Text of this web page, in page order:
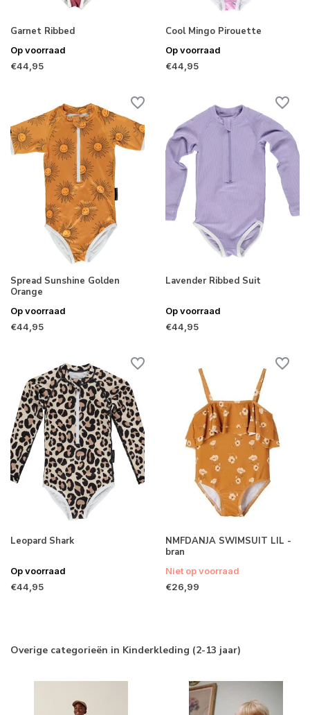
Garnet Ribbed
Op voorraad
€44,95
Cool Mingo Pirouette
Op voorraad
€44,95
Spread Sunshine Golden
Orange
Op voorraad
€44,95
Lavender Ribbed Suit
Op voorraad
€44,95
Leopard Shark
Op voorraad
€44,95
NMFDANJA SWIMSUIT LIL -
bran
Niet op voorraad
€26,99
Overige categorieën in Kinderkleding (2-13 jaar)